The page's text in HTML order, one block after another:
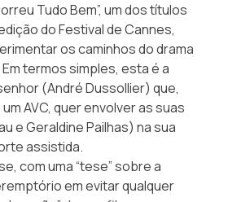
Tudo Bem”, um dos títulos
do Festival de Cannes,
os caminhos do drama
termos simples, esta é a
(André Dussollier) que,
AVC, quer envolver as suas
e Geraldine Pailhas) na sua
assistida.
com uma “tese” sobre a
em evitar qualquer